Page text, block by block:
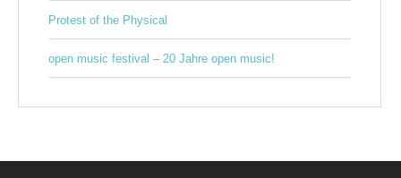
Protest of the Physical
open music festival – 20 Jahre open music!